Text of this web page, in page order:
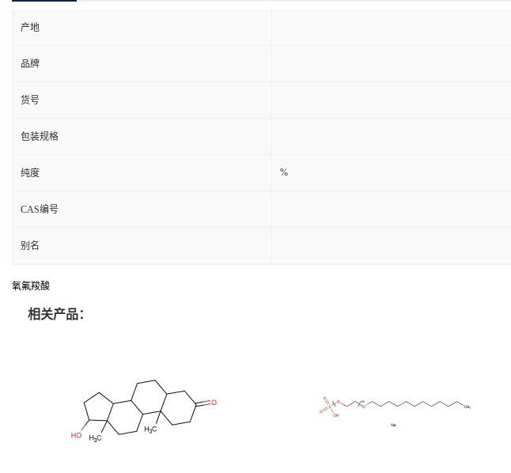
产地
品牌
货号
包装规格
纯度 %
CAS编号
别名
氧氟羧酸
相关产品：